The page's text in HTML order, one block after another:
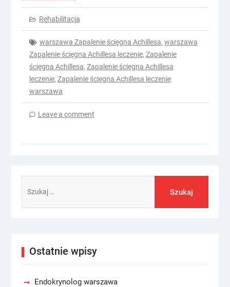
Rehabilitacja
warszawa Zapalenie ścięgna Achillesa, warszawa
Zapalenie ścięgna Achillesa leczenie, Zapalenie
ścięgna Achillesa, Zapalenie ścięgna Achillesa
leczenie, Zapalenie ścięgna Achillesa leczenie
warszawa
Leave a comment
Ostatnie wpisy
Endokrynolog warszawa